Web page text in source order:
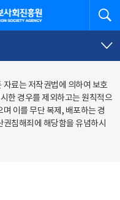
료는 저작권법에 의하여 보호
한 경우를 제외하고는 원칙적으
이를 무단 복제, 배포하는 경
침해죄에 해당함을 유념하시